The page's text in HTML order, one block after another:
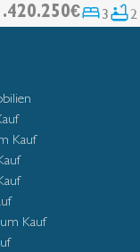
3
2
Kauf
Kauf